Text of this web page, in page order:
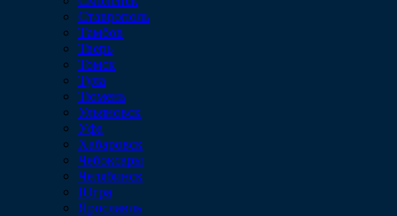
Ставрополь
Тамбов
Тверь
Томск
Тула
Тюмень
Ульяновск
Уфа
Хабаровск
Чебоксары
Челябинск
Югра
Ярославль